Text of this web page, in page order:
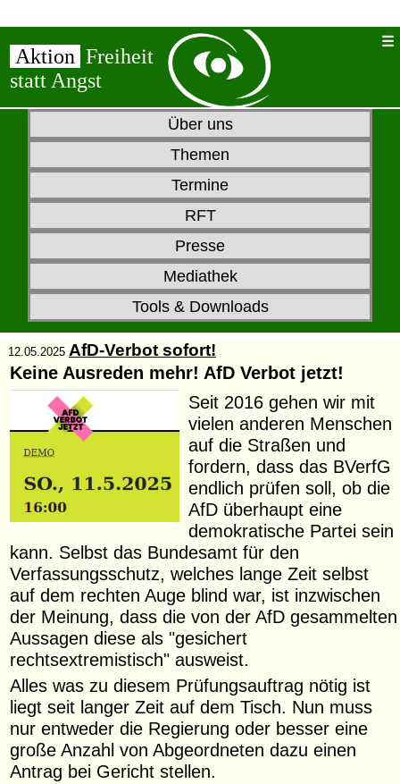
Aktion Freiheit
statt Angst
Über uns
Themen
Termine
RFT
Presse
Mediathek
Tools & Downloads
12.05.2025 AfD-Verbot sofort!
Keine Ausreden mehr! AfD Verbot jetzt!
Seit 2016 gehen wir mit
vielen anderen Menschen
auf die Straßen und
fordern, dass das BVerfG
endlich prüfen soll, ob die
AfD überhaupt eine
demokratische Partei sein
kann. Selbst das Bundesamt für den
Verfassungsschutz, welches lange Zeit selbst
auf dem rechten Auge blind war, ist inzwischen
der Meinung, dass die von der AfD gesammelten
Aussagen diese als "gesichert
rechtsextremistisch" ausweist.
Alles was zu diesem Prüfungsauftrag nötig ist
liegt seit langer Zeit auf dem Tisch. Nun muss
nur entweder die Regierung oder besser eine
große Anzahl von Abgeordneten dazu einen
Antrag bei Gericht stellen.